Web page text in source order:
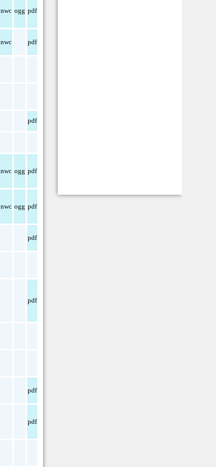
nwc ogg pdf
nwc pdf
pdf
nwc ogg pdf
nwc ogg pdf
pdf
pdf
pdf
pdf